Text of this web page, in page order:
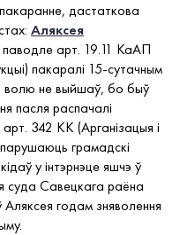
дастаткова
Аляксея
паводле арт. 19.11 КаАП
пакаралі 15-сутачным
волю не выйшаў, бо быў
пасля распачалі
342 КК (Арганізацыя і
грамадскі
у інтэрнэце яшчэ ў
суда Савецкага раёна
годам зняволення